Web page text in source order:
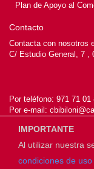
Plan de Apoyo al
Contacto
Contacta con nosotros
C/ Estudio General, 7 ,
Por teléfono: 971 71 01
Por e-mail:
© 2026Cámara de
IMPORTANTE
Al utilizar nuestra
condiciones de uso